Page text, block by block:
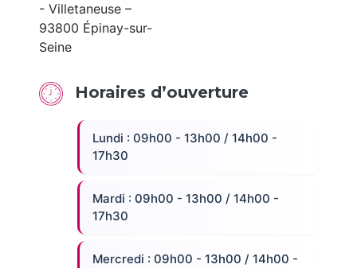
- Villetaneuse –
93800 Épinay-sur-
Seine
Horaires d’ouverture
Lundi : 09h00 - 13h00 / 14h00 -
17h30
Mardi : 09h00 - 13h00 / 14h00 -
17h30
Mercredi : 09h00 - 13h00 / 14h00 -